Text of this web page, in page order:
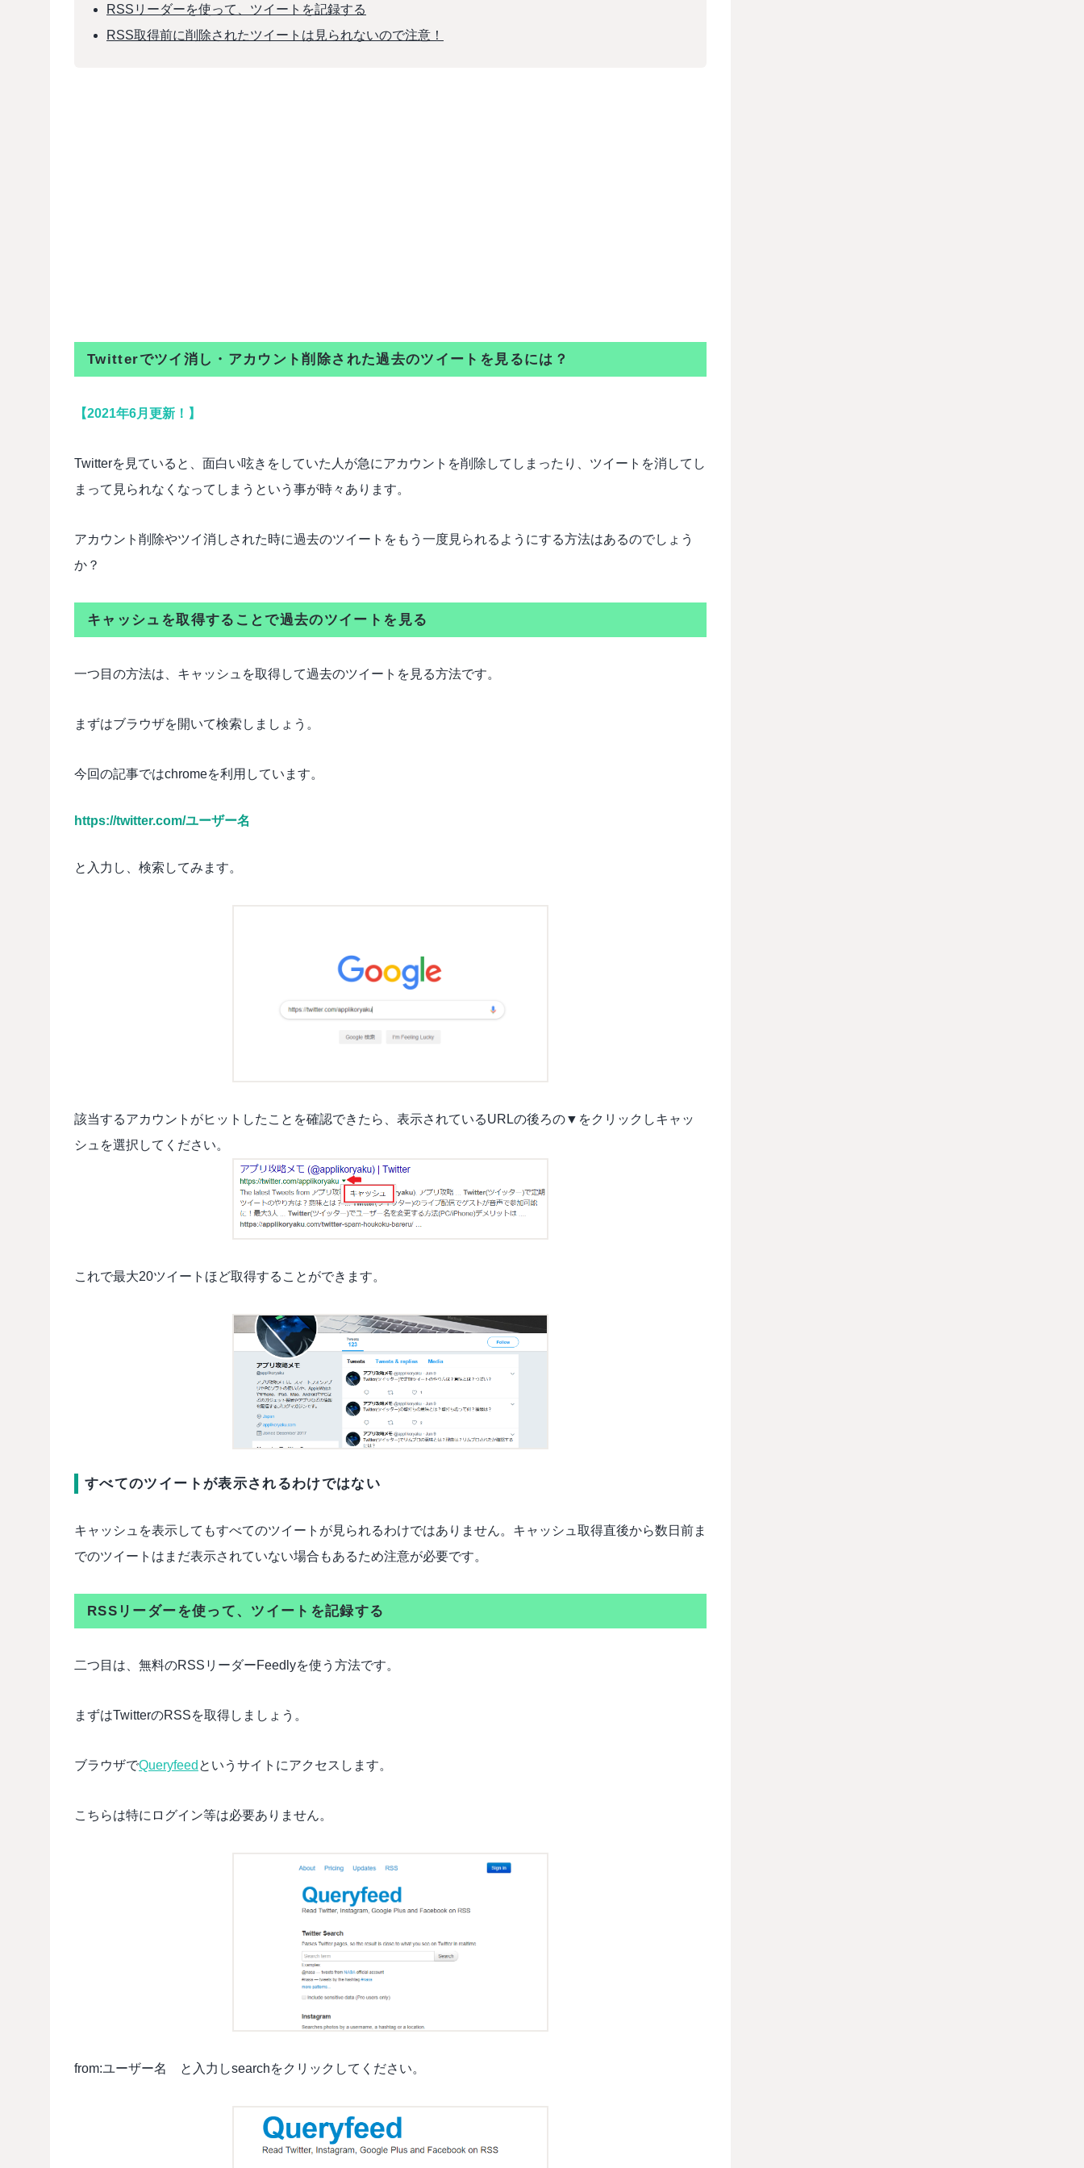
RSSリーダーを使って、ツイートを記録する
RSS取得前に削除されたツイートは見られないので注意！
Twitterでツイ消し・アカウント削除された過去のツイートを見るには？
【2021年6月更新！】
Twitterを見ていると、面白い呟きをしていた人が急にアカウントを削除してしまったり、ツイートを消してし
まって見られなくなってしまうという事が時々あります。
アカウント削除やツイ消しされた時に過去のツイートをもう一度見られるようにする方法はあるのでしょう
か？
キャッシュを取得することで過去のツイートを見る
一つ目の方法は、キャッシュを取得して過去のツイートを見る方法です。
まずはブラウザを開いて検索しましょう。
今回の記事ではchromeを利用しています。
https://twitter.com/ユーザー名
と入力し、検索してみます。
該当するアカウントがヒットしたことを確認できたら、表示されているURLの後ろの▼をクリックしキャッ
シュを選択してください。
これで最大20ツイートほど取得することができます。
すべてのツイートが表示されるわけではない
キャッシュを表示してもすべてのツイートが見られるわけではありません。キャッシュ取得直後から数日前ま
でのツイートはまだ表示されていない場合もあるため注意が必要です。
RSSリーダーを使って、ツイートを記録する
二つ目は、無料のRSSリーダーFeedlyを使う方法です。
まずはTwitterのRSSを取得しましょう。
ブラウザでQueryfeed というサイトにアクセスします。
こちらは特にログイン等は必要ありません。
from:ユーザー名 と入力しsearchをクリックしてください。